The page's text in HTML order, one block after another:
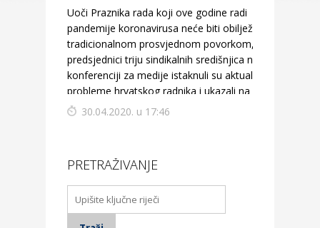
Uoči Praznika rada koji ove godine radi
pandemije koronavirusa neće biti obilježen
tradicionalnom prosvjednom povorkom,
predsjednici triju sindikalnih središnjica na
konferenciji za medije istaknuli su aktualne
probleme hrvatskog radnika i ukazali na kršenje
radničkih prava.
30.04.2020. u 17:46
PRETRAŽIVANJE